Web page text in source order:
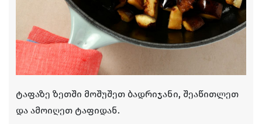
ტაფაზე ზეთში მოშუშეთ ბადრიჯანი, შეაწითლეთ
და ამოიღეთ ტაფიდან.